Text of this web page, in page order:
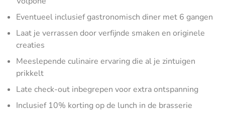
Eventueel inclusief gastronomisch diner met 6 gangen
Laat je verrassen door verfijnde smaken en originele
creaties
Meeslepende culinaire ervaring die al je zintuigen
prikkelt
Late check-out inbegrepen voor extra ontspanning
Inclusief 10% korting op de lunch in de brasserie